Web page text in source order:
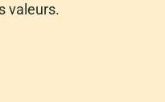
valeurs.